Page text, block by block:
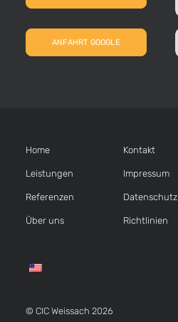
ANFAHRT GOOGLE
Home
Leistungen
Referenzen
Über uns
Kontakt
Impressum
Datenschutz
Richtlinien
© CIC Weissach 2026